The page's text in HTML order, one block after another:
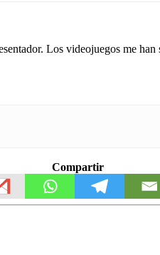
Los videojuegos me
Compartir